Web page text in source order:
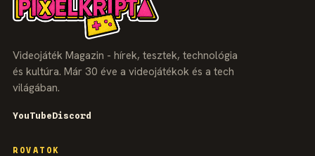
Videojáték Magazin - hírek, tesztek, technológia
és kultúra. Már 30 éve a videojátékok és a tech
világában.
YouTubeDiscord
ROVATOK